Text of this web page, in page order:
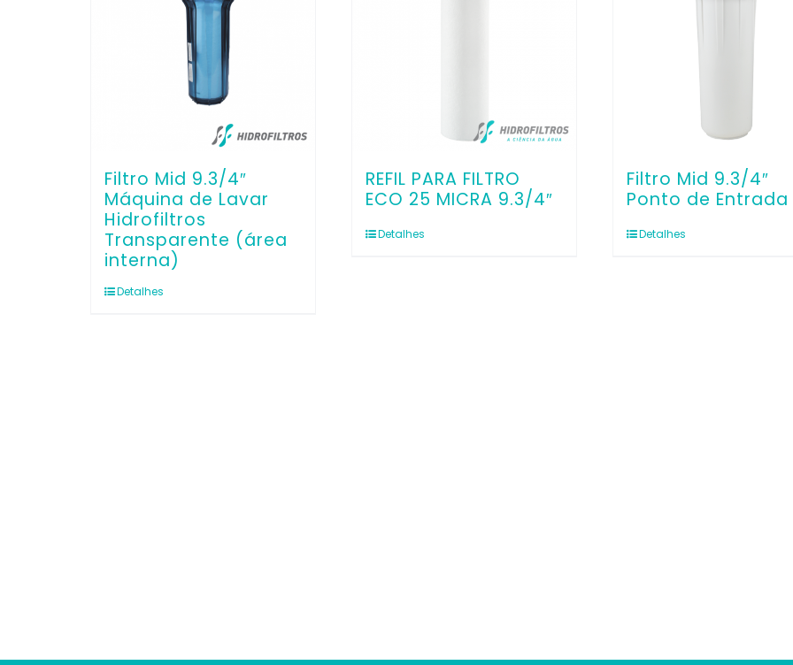
Filtro Mid 9.3/4″
Máquina de Lavar
Hidrofiltros
Transparente (área
interna)
Detalhes
REFIL PARA FILTRO
ECO 25 MICRA 9.3/4″
Detalhes
Filtro Mid 9.3/4″
Ponto de Entrada
Detalhes